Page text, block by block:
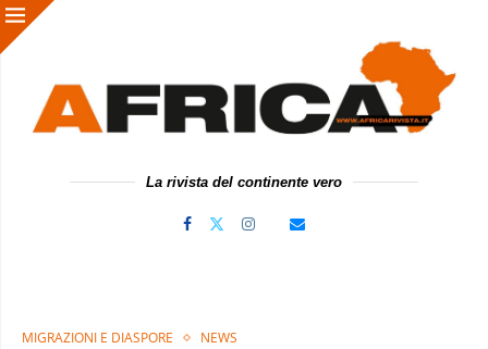
La rivista del continente vero
MIGRAZIONI E DIASPORE NEWS